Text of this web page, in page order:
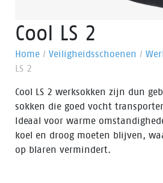
Cool LS 2
Home / Veiligheidsschoenen /
LS 2
Cool LS 2 werksokken zijn dun
sokken die goed vocht
Ideaal voor warme
koel en droog moeten blijven,
op blaren vermindert.